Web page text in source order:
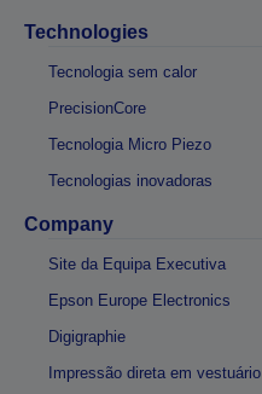
Technologies
Tecnologia sem calor
PrecisionCore
Tecnologia Micro Piezo
Tecnologias inovadoras
Company
Site da Equipa Executiva
Epson Europe Electronics
Digigraphie
Impressão direta em vestuário